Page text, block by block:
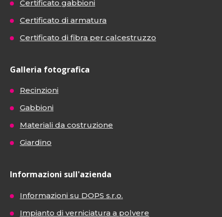
Certificato gabbioni
Certificato di armatura
Certificato di fibra per calcestruzzo
Galleria fotografica
Recinzioni
Gabbioni
Materiali da costruzione
Giardino
Informazioni sull'azienda
Informazioni su DOPS s.r.o.
Impianto di verniciatura a polvere